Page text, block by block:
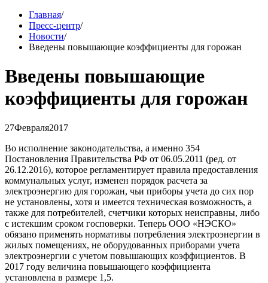
Главная/
Пресс-центр/
Новости/
Введены повышающие коэффициенты для горожан
Введены повышающие
коэффициенты для горожан
27Февраля2017
Во исполнение законодательства, а именно 354
Постановления Правительства РФ от 06.05.2011 (ред. от
26.12.2016), которое регламентирует правила предоставления
коммунальных услуг, изменен порядок расчета за
электроэнергию для горожан, чьи приборы учета до сих пор
не установлены, хотя и имеется техническая возможность, а
также для потребителей, счетчики которых неисправны, либо
с истекшим сроком госповерки. Теперь ООО «НЭСКО»
обязано применять нормативы потребления электроэнергии в
жилых помещениях, не оборудованных приборами учета
электроэнергии с учетом повышающих коэффициентов. В
2017 году величина повышающего коэффициента
установлена в размере 1,5.